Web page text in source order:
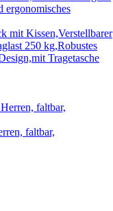
mit Kissen,Verstellbarer
250 kg,Robustes
Tragetasche
faltbar,